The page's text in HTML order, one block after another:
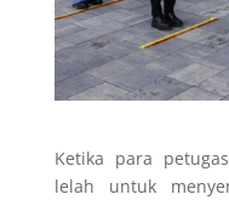
Ketika para
lelah untuk